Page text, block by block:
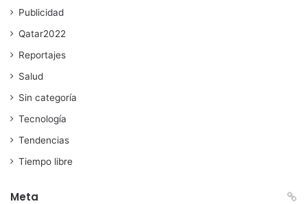
Publicidad
Qatar2022
Reportajes
Salud
Sin categoría
Tecnología
Tendencias
Tiempo libre
Meta